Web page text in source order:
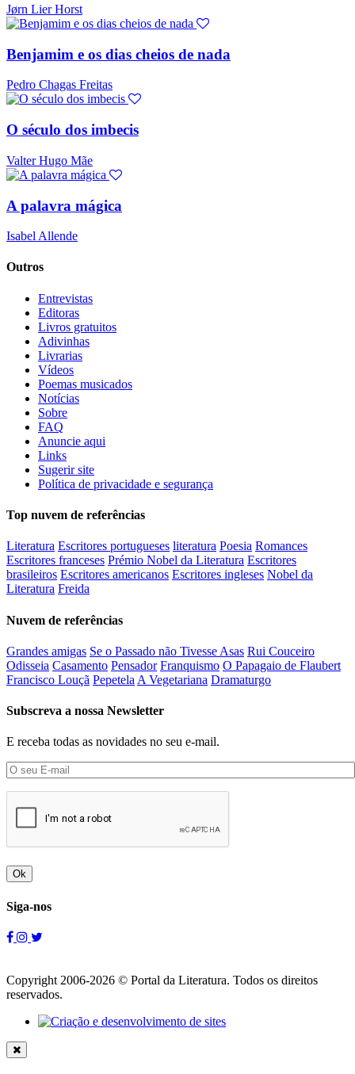
Jørn Lier Horst
Benjamim e os dias cheios de nada
Pedro Chagas Freitas
O século dos imbecis
Valter Hugo Mãe
A palavra mágica
Isabel Allende
Outros
Entrevistas
Editoras
Livros gratuitos
Adivinhas
Livrarias
Vídeos
Poemas musicados
Notícias
Sobre
FAQ
Anuncie aqui
Links
Sugerir site
Política de privacidade e segurança
Top nuvem de referências
Literatura Escritores portugueses literatura Poesia Romances
Escritores franceses Prémio Nobel da Literatura Escritores
brasileiros Escritores americanos Escritores ingleses Nobel da
Literatura Freida
Nuvem de referências
Grandes amigas Se o Passado não Tivesse Asas Rui Couceiro
Odisseia Casamento Pensador Franquismo O Papagaio de Flaubert
Francisco Louçã Pepetela A Vegetariana Dramaturgo
Subscreva a nossa Newsletter
E receba todas as novidades no seu e-mail.
Ok
Siga-nos
Copyright 2006-2026 © Portal da Literatura. Todos os direitos
reservados.